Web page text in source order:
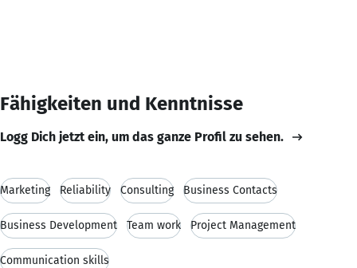
Fähigkeiten und Kenntnisse
Logg Dich jetzt ein, um das ganze Profil zu sehen.
Marketing Reliability Consulting Business Contacts
Business Development Team work Project Management
Communication skills